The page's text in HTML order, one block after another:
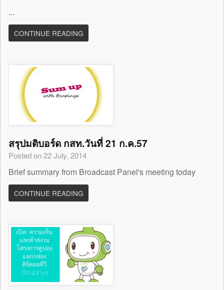
...
CONTINUE READING
สรุปมติบอร์ด กสท.วันที่ 21 ก.ค.57
Posted on 22 July, 2014
Brief summary from Broadcast Panel's meeting today
CONTINUE READING